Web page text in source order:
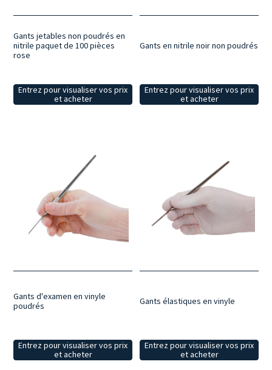
Gants jetables non poudrés en
nitrile paquet de 100 pièces
rose
Entrez pour visualiser vos prix
et acheter
Gants en nitrile noir non poudrés
Entrez pour visualiser vos prix
et acheter
Gants d'examen en vinyle
poudrés
Entrez pour visualiser vos prix
et acheter
Gants élastiques en vinyle
Entrez pour visualiser vos prix
et acheter